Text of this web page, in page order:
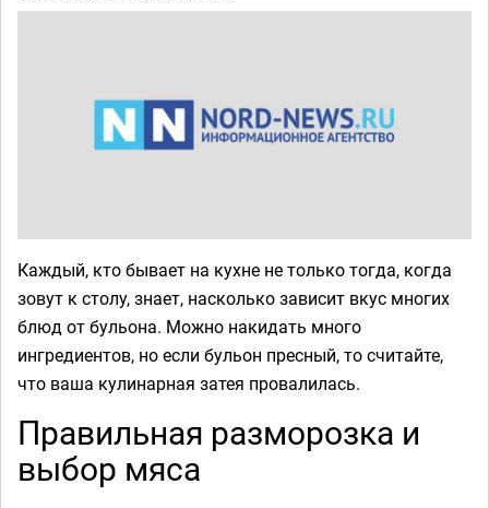
Каждый, кто бывает на кухне не только тогда, когда
зовут к столу, знает, насколько зависит вкус многих
блюд от бульона. Можно накидать много
ингредиентов, но если бульон пресный, то считайте,
что ваша кулинарная затея провалилась.
Правильная разморозка и
выбор мяса